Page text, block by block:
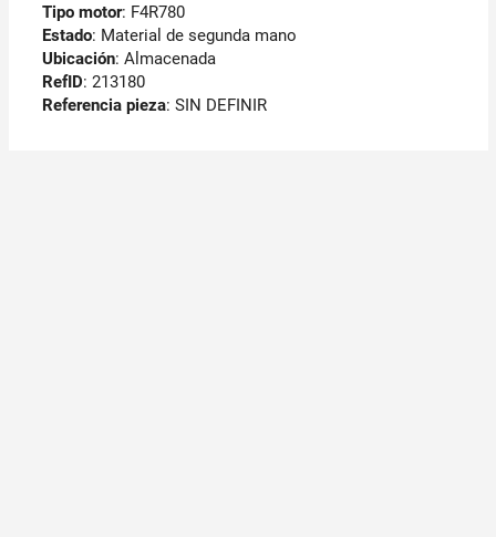
Tipo motor: F4R780
Estado: Material de segunda mano
Ubicación: Almacenada
RefID: 213180
Referencia pieza: SIN DEFINIR